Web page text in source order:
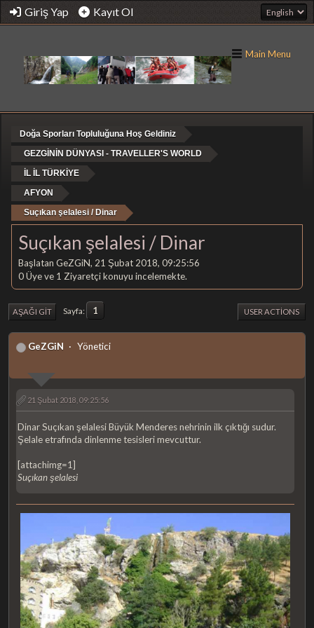
Giriş Yap Kayıt Ol
Main Menu
Doğa Sporları Topluluğuna Hoş Geldiniz
GEZGİNİN DÜNYASI - TRAVELLER'S WORLD
İL İL TÜRKİYE
AFYON
Suçıkan şelalesi / Dinar
Suçıkan şelalesi / Dinar
Başlatan GeZGiN, 21 Şubat 2018, 09:25:56
0 Üye ve 1 Ziyaretçi konuyu incelemekte.
AŞAĞI GIT Sayfa 1 USER ACTIONS
GeZGiN Yönetici
21 Şubat 2018, 09:25:56
Dinar Suçıkan şelalesi Büyük Menderes nehrinin ilk çıktığı sudur.
Şelale etrafında dinlenme tesisleri mevcuttur.
[attachimg=1]
Suçıkan şelalesi